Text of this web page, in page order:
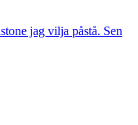
jag vilja påstå. Sen